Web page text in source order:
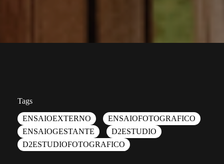
Tags
ENSAIOEXTERNO
ENSAIOFOTOGRAFICO
ENSAIOGESTANTE
D2ESTUDIO
D2ESTUDIOFOTOGRAFICO